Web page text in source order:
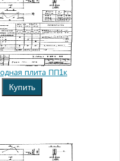
плита ПП1к
Купить